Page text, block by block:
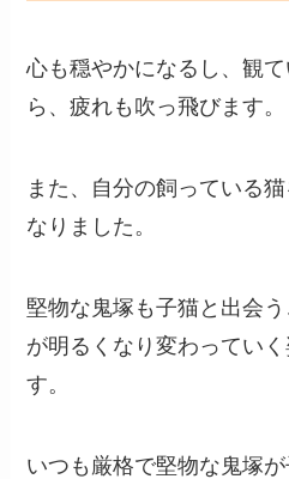
心も穏やかになるし、観
ら、疲れも吹っ飛びます。
また、自分の飼っている
なりました。
堅物な鬼塚も子猫と出会
が明るくなり変わってい
す。
いつも厳格で堅物な鬼塚